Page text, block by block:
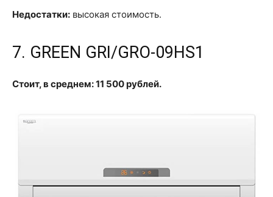
Недостатки: высокая стоимость.
7. GREEN GRI/GRO-09HS1
Стоит, в среднем: 11 500 рублей.